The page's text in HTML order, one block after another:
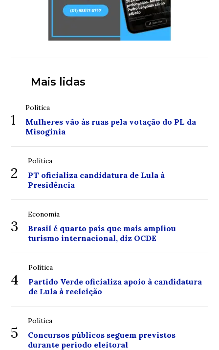
Mais lidas
1
Política
Mulheres vão às ruas pela votação do PL da
Misoginia
2
Política
PT oficializa candidatura de Lula à
Presidência
3
Economia
Brasil é quarto país que mais ampliou
turismo internacional, diz OCDE
4
Política
Partido Verde oficializa apoio à candidatura
de Lula à reeleição
5
Política
Concursos públicos seguem previstos
durante período eleitoral